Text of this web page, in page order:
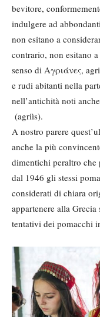
bevitore,
indulgere ad
non esitano a
contrario, non esitano
senso di Αγριάνες,
e rudi abitanti nella
nell’antichità noti
(agriìs).
A nostro parere
anche la più
dimentichi peraltro che
dal 1946 gli stessi
considerati di chiara
appartenere alla
tentativi dei pomacchi